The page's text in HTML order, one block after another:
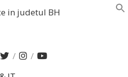
in judetul BH
it.ro